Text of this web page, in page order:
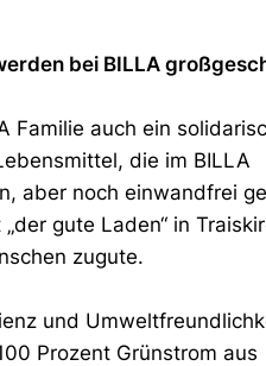
bei BILLA
Familie auch ein
die im BILLA
aber noch einwandfrei
gute Laden“ in
zugute.
und
Prozent Grünstrom aus